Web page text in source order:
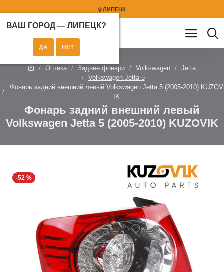
ЛИПЕЦК
ВАШ ГОРОД — ЛИПЕЦК?
Оптика Задние фонари Volkswagen
Jetta
Volkswagen Jetta 5
Фонарь задний внешний левый Volkswagen Jetta 5 (2005-2010) KUZOV
IK
Фонарь задний внешний левый
Volkswagen Jetta 5 (2005-2010) KUZOVIK
-52 %